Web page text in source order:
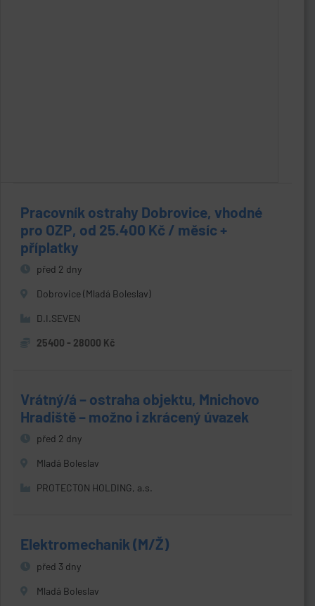
Pracovník ostrahy Dobrovice, vhodné
pro OZP, od 25.400 Kč / měsíc +
příplatky
před 2 dny
Dobrovice (Mladá Boleslav)
D.I.SEVEN
25400 - 28000 Kč
Vrátný/á – ostraha objektu, Mnichovo
Hradiště – možno i zkrácený úvazek
před 2 dny
Mladá Boleslav
PROTECTON HOLDING, a.s.
Elektromechanik (M/Ž)
před 3 dny
Mladá Boleslav